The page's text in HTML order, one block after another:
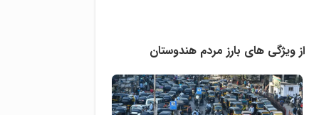
از ویژگی های بارز مردم هندوستان